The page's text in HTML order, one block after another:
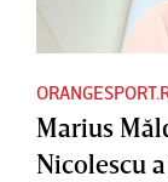
Marius
Nicolescu